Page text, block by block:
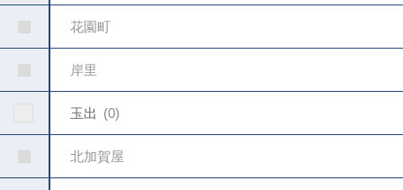
花園町
岸里
玉出 0
北加賀屋